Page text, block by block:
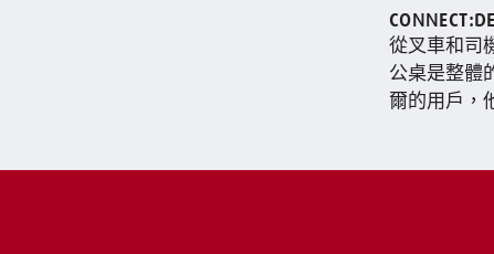
從叉車和司
公桌是整體
爾的用戶，